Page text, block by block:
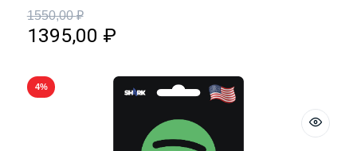
1550,00₽
1395,00 ₽
4%